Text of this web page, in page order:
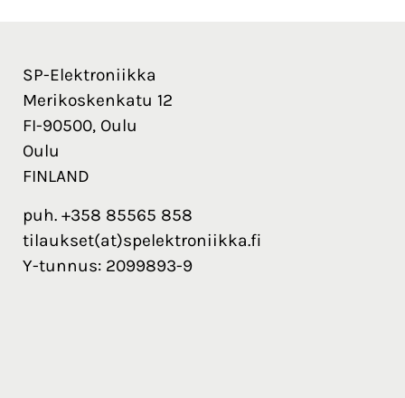
SP-Elektroniikka
Merikoskenkatu 12
FI-90500, Oulu
Oulu
FINLAND
puh. +358 85565 858
tilaukset(at)spelektroniikka.fi
Y-tunnus: 2099893-9